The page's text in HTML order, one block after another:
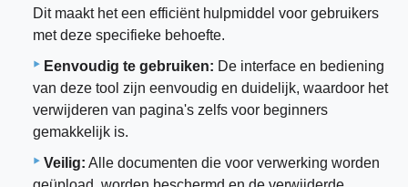
Dit maakt het een efficiënt hulpmiddel voor gebruikers
met deze specifieke behoefte.
Eenvoudig te gebruiken: De interface en bediening
van deze tool zijn eenvoudig en duidelijk, waardoor het
verwijderen van pagina's zelfs voor beginners
gemakkelijk is.
Veilig: Alle documenten die voor verwerking worden